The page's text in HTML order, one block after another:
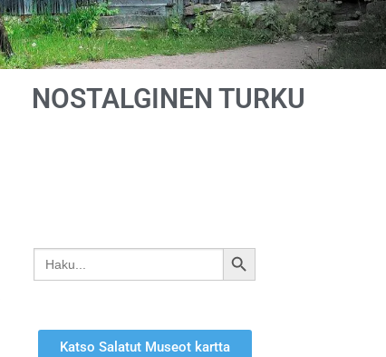
NOSTALGINEN TURKU
Search
for:
SEARCH
Katso Salatut Museot kartta